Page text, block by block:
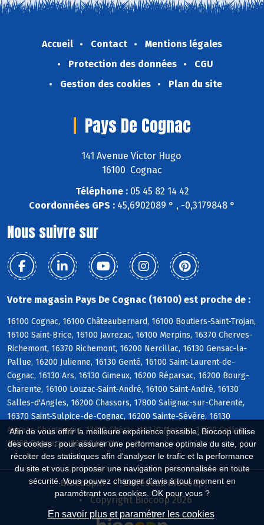
Afin de vous offrir la meilleure expérience possible, Biocoop utilise
des cookies : pour assurer une performance optimale du site, pour
récolter des statistiques afin d'analyser le trafic et la performance
du site et vous proposer une navigation personnalisée en toute
sécurité. Vous pouvez changer d'avis à tout moment en
paramétrant vos cookies. OK pour vous ?
En savoir plus et paramétrer les cookies
Accueil Contact
Mentions légales
Protection des données
CGU
Gestion des cookies
Plan du site
Pays De Cognac
141 Avenue Victor Hugo
16100 Cognac
Téléphone :05 45 82 14 42
Coordonnées GPS : 45,6902089 ° , -0,3179848 °
Nous suivre sur
Votre magasin Pays De Cognac (16100) est proche de :
16100 Cognac, 16100 Châteaubernard, 16100 Boutiers-Saint-Trojan,
16100 Saint-Brice, 16100 Javrezac, 16100 Merpins, 16370 Cherves-
Richemont, 16370 Richemont, 16200 Nercillac, 16130 Gensac-la-
Pallue, 16200 Julienne, 16130 Genté, 16100 Saint-Laurent-de-
Cognac, 16130 Ars, 16130 Gimeux, 16200 Réparsac, 16200 Bourg-
Charente, 16100 Louzac-Saint-André, 16100 Saint-André, 16130
Salles-d'Angles, 16200 Chassors, 17800 Salignac-sur-Charente,
16370 Saint-Sulpice-de-Cognac, 16200 Sainte-Sévère, 16130
Angeac-Champagne, 17610 Chérac, 16370 Mesnac, 17520 Celles,
16130 Segonzac, 16200 Jarnac
Biocoop.fr
Le réseau Biocoop
Copyright Biocoop 2026